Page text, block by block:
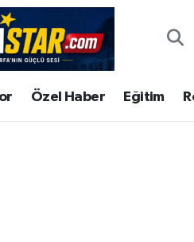
Özel Haber Eğitim